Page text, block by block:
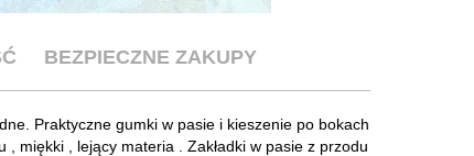
BEZPIECZNE ZAKUPY
Praktyczne gumki w pasie i kieszenie po bokach
, miękki , lejący materia . Zakładki w pasie z przodu